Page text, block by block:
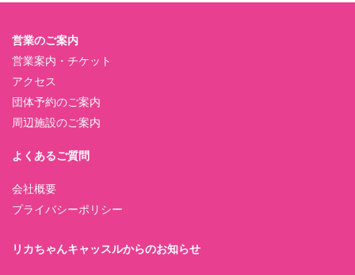
営業のご案内
営業案内・チケット
アクセス
団体予約のご案内
周辺施設のご案内
よくあるご質問
会社概要
プライバシーポリシー
リカちゃんキャッスルからのお知らせ